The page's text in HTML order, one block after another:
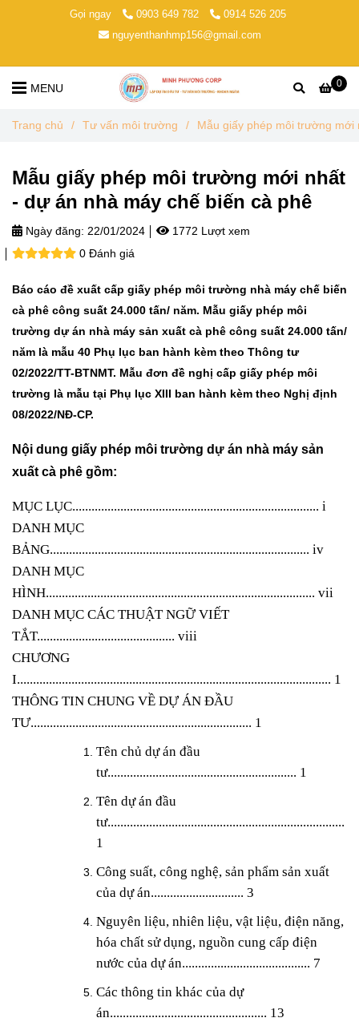
Gọi ngay 0903 649 782
0914 526 205
nguyenthanhmp156@gmail.com
0
MENU
Trang chủ / Tư vấn môi trường / Mẫu giấy phép môi trường
Mẫu giấy phép môi trường mới nhất
- dự án nhà máy chế biến cà phê
Ngày đăng: 22/01/2024
1772 Lượt xem
0 Đánh giá
Báo cáo đề xuất cấp giấy phép môi trường nhà máy chế biến
cà phê công suất 24.000 tấn/ năm. Mẫu giấy phép môi
trường dự án nhà máy sản xuất cà phê công suất 24.000 tấn/
năm là mẫu 40 Phụ lục ban hành kèm theo Thông tư
02/2022/TT-BTNMT. Mẫu đơn đề nghị cấp giấy phép môi
trường là mẫu tại Phụ lục XIII ban hành kèm theo Nghị định
08/2022/NĐ-CP.
Nội dung giấy phép môi trường dự án nhà máy sản
xuất cà phê gồm:
MỤC LỤC............................................................................. i
DANH MỤC
BẢNG................................................................................. iv
DANH MỤC
HÌNH.................................................................................... vii
DANH MỤC CÁC THUẬT NGỮ VIẾT
TẮT........................................... viii
CHƯƠNG
I.................................................................................................. 1
THÔNG TIN CHUNG VỀ DỰ ÁN ĐẦU
TƯ..................................................................... 1
Tên chủ dự án đầu
tư........................................................... 1
Tên dự án đầu
tư..........................................................................
1
Công suất, công nghệ, sản phẩm sản xuất
của dự án............................. 3
Nguyên liệu, nhiên liệu, vật liệu, điện năng,
hóa chất sử dụng, nguồn cung cấp điện
nước của dự án........................................ 7
Các thông tin khác của dự
án................................................. 13